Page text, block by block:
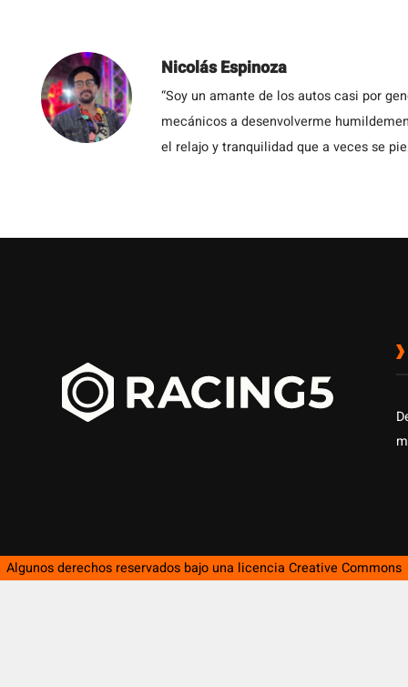
Nicolás Espinoza
“Soy un amante de los autos casi por
mecánicos a desenvolverme
el relajo y tranquilidad que a veces se
Algunos derechos reservados bajo una licencia Creative Commons